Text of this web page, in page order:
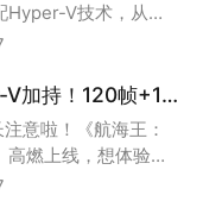
Hyper-V技术，从此
摸头！​ ✅ ​自动兼
【Hyper-V加持！120帧+1080P畅玩《航海王》】应用宝电脑版一键解锁游戏新境界
意啦！《航海王：
高燃上线，想体验
丝滑画质？应用宝